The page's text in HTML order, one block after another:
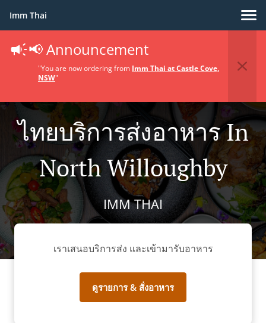
Imm Thai
📢 Announcement
"You are now ordering from Imm Thai at Castle Cove,
NSW"
ไทยบริการส่งอาหาร In
North Willoughby
IMM THAI
เราเสนอบริการส่ง และเข้ามารับอาหาร
ดูรายการ & สั่งอาหาร